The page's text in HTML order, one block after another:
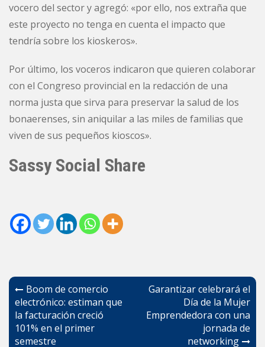
vocero del sector y agregó: «por ello, nos extraña que
este proyecto no tenga en cuenta el impacto que
tendría sobre los kioskeros».
Por último, los voceros indicaron que quieren colaborar
con el Congreso provincial en la redacción de una
norma justa que sirva para preservar la salud de los
bonaerenses, sin aniquilar a las miles de familias que
viven de sus pequeños kioscos».
Sassy Social Share
Navegación
de
entradas
Boom de comercio
electrónico: estiman que
la facturación creció
101% en el primer
semestre
Garantizar celebrará el
Día de la Mujer
Emprendedora con una
jornada de
networking